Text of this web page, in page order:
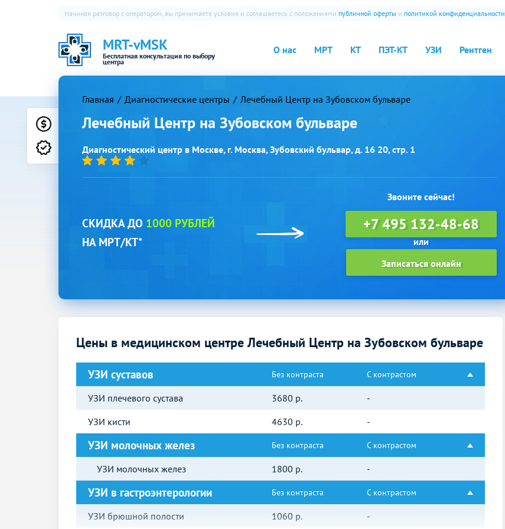
MRT-vMSK
Бесплатная консультация по выбору
центра
О нас МРТ КТ ПЭТ-КТ УЗИ Рентген
Начиная разговор с оператором, вы принимаете условия и соглашаетесь с положениями публичной оферты и политикой конфиденциальности
Цены
Лицензии
Главная Диагностические центры Лечебный Центр на Зубовском бульваре
Лечебный Центр на Зубовском бульваре
Диагностический центр в Москве, г. Москва, Зубовский бульвар, д. 16 20, стр. 1
СКИДКА ДО 1000 РУБЛЕЙ
НА МРТ/КТ*
Звоните сейчас!
+7 495 132-48-68
Записаться онлайн
Цены в медицинском центре Лечебный Центр на Зубовском бульваре
УЗИ суставов Без контраста С контрастом
УЗИ плечевого сустава 3680 р.
-
УЗИ кисти
4630 р. -
УЗИ молочных желез Без контраста С контрастом
УЗИ молочных желез 1800 р. -
УЗИ в гастроэнтерологии Без контраста С контрастом
УЗИ брюшной полости 1060 р.
-